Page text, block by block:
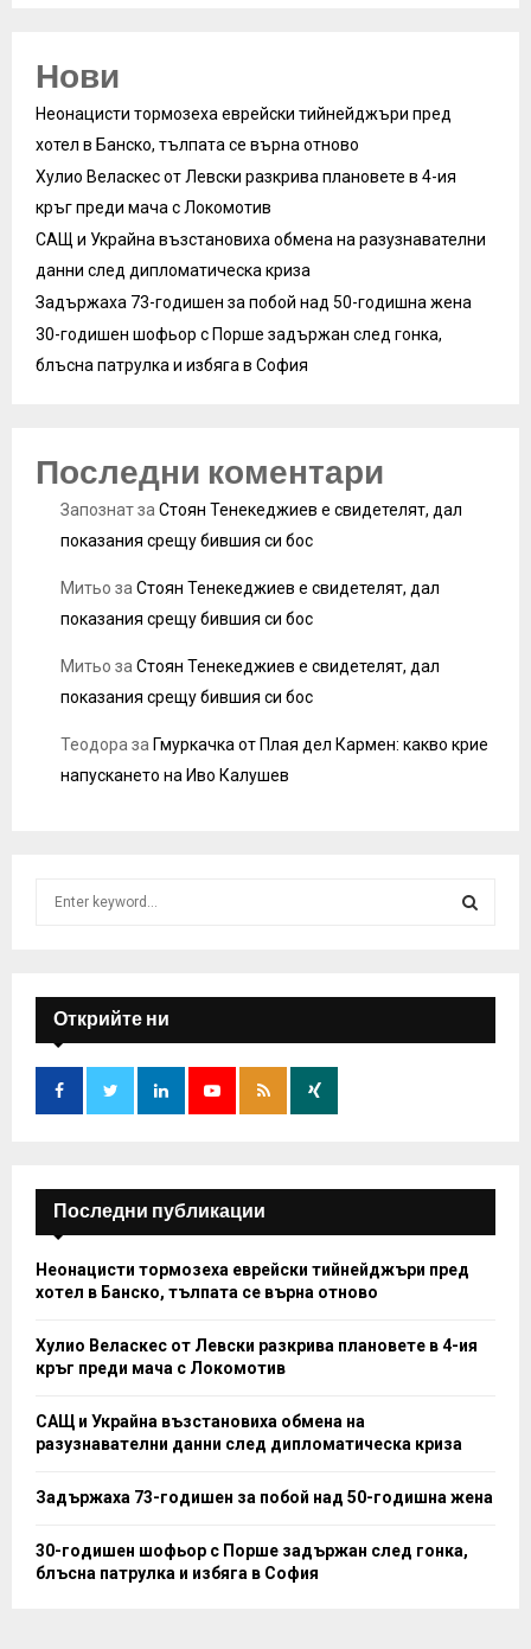
Нови
Неонацисти тормозеха еврейски тийнейджъри пред
хотел в Банско, тълпата се върна отново
Хулио Веласкес от Левски разкрива плановете в 4-ия
кръг преди мача с Локомотив
САЩ и Украйна възстановиха обмена на разузнавателни
данни след дипломатическа криза
Задържаха 73-годишен за побой над 50-годишна жена
30-годишен шофьор с Порше задържан след гонка,
блъсна патрулка и избяга в София
Последни коментари
Запознатза Стоян Тенекеджиев е свидетелят, дал
показания срещу бившия си бос
Митьо за Стоян Тенекеджиев е свидетелят, дал
показания срещу бившия си бос
Митьо за Стоян Тенекеджиев е свидетелят, дал
показания срещу бившия си бос
Теодора за Гмуркачка от Плая дел Кармен: какво крие
напускането на Иво Калушев
f
o
:
E
A
H
Открийте ни
Последни публикации
Неонацисти тормозеха еврейски тийнейджъри пред
хотел в Банско, тълпата се върна отново
Хулио Веласкес от Левски разкрива плановете в 4-ия
кръг преди мача с Локомотив
САЩ и Украйна възстановиха обмена на
разузнавателни данни след дипломатическа криза
Задържаха 73-годишен за побой над 50-годишна жена
30-годишен шофьор с Порше задържан след гонка,
блъсна патрулка и избяга в София